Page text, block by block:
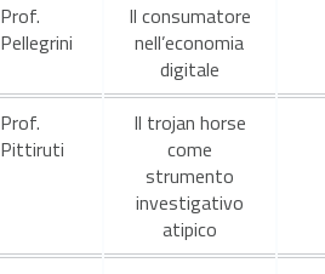
Prof.
Pellegrini
Il consumatore
nell’economia
digitale
Prof.
Pittiruti
Il trojan horse
come
strumento
investigativo
atipico